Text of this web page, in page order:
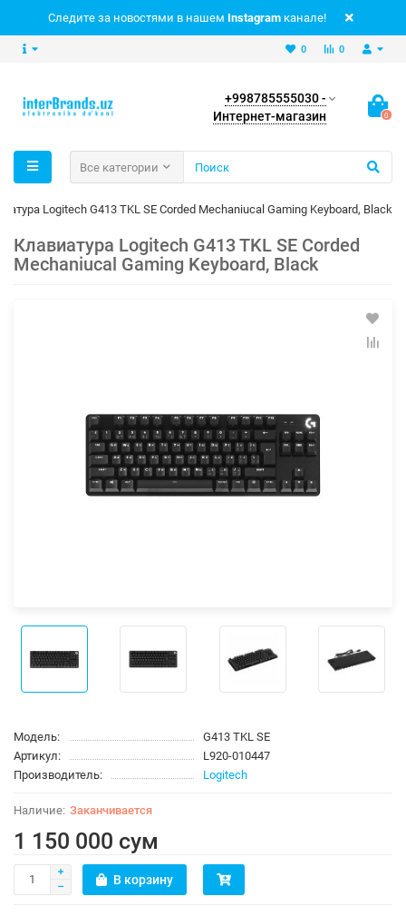
Следите за новостями в нашем Instagram канале!
0
0
+998785555030 -
Интернет-магазин
0
Все категории
Logitech G413 TKL SE Corded Mechaniucal Gaming Keyboard, Black
Клавиатура Logitech G413 TKL SE Corded
Mechaniucal Gaming Keyboard, Black
Модель:
G413 TKL SE
Артикул:
L920-010447
Производитель:
Logitech
Заканчивается
1 150 000 сум
В корзину